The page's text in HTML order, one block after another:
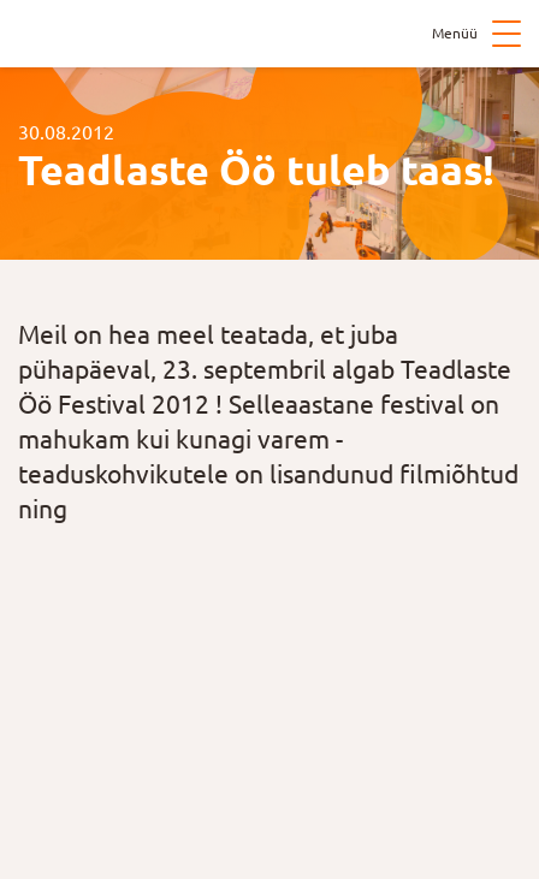
Menüü
30.08.2012
Teadlaste Öö tuleb taas!
Meil on hea meel teatada, et juba
pühapäeval, 23. septembril algab Teadlaste
Öö Festival 2012 ! Selleaastane festival on
mahukam kui kunagi varem -
teaduskohvikutele on lisandunud filmiõhtud
ning